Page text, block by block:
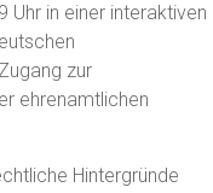
Uhr in einer interaktiven
zur
ehrenamtlichen
Hintergründe